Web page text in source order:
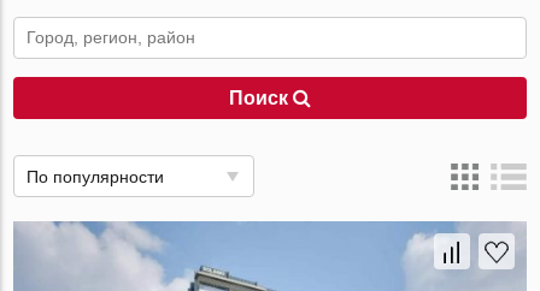
Поиск
По популярности